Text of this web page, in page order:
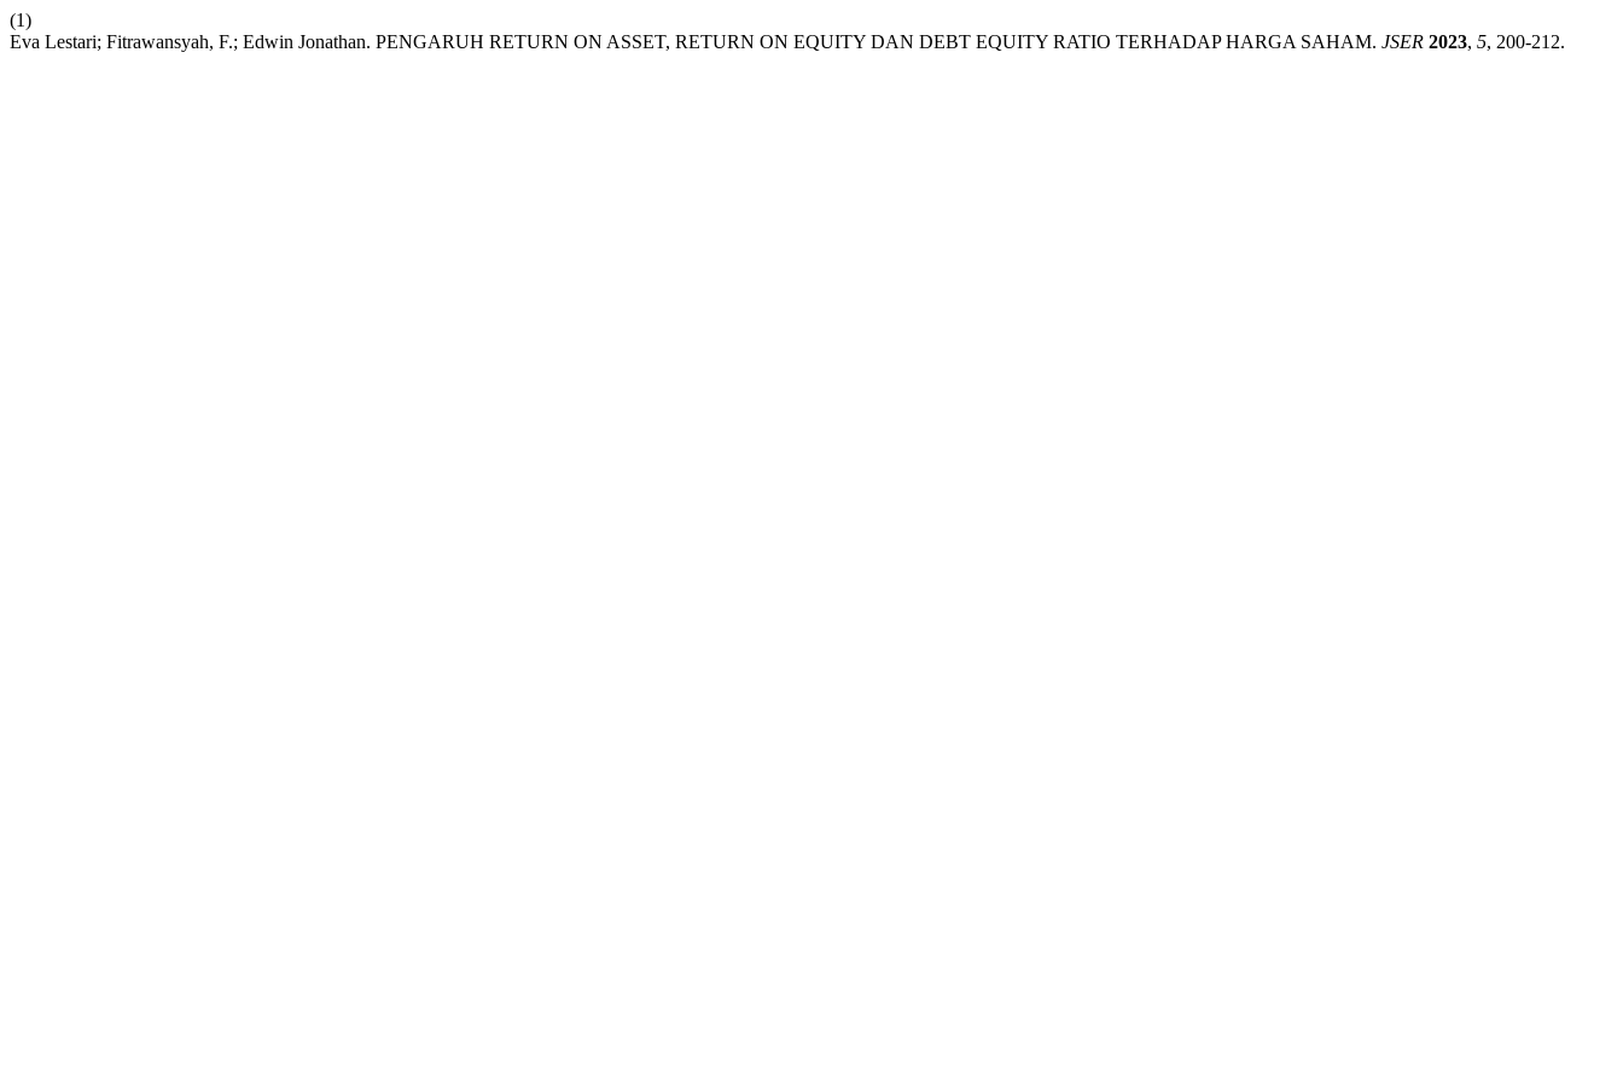
(1)
Eva Lestari; Fitrawansyah, F.; Edwin Jonathan. PENGARUH RETURN ON ASSET, RETURN ON EQUITY DAN DEBT EQUITY RATIO TERHADAP HARGA SAHAM. JSER 2023, 5, 200-212.